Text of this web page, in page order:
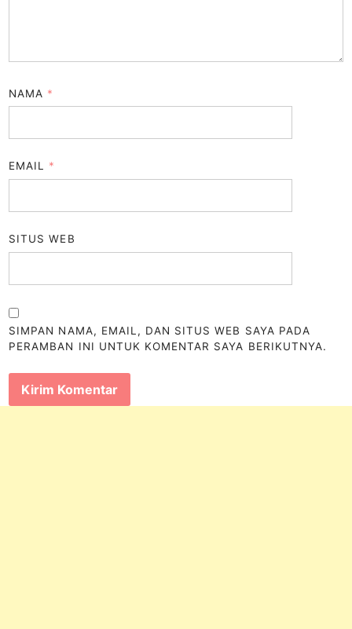
NAMA *
EMAIL *
SITUS WEB
SIMPAN NAMA, EMAIL, DAN SITUS WEB SAYA PADA
PERAMBAN INI UNTUK KOMENTAR SAYA BERIKUTNYA.